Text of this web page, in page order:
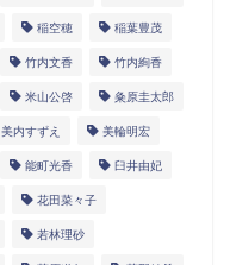
稲空穂 稲葉豊茂
竹内文香 竹内絢香
米山公啓 粂原圭太郎
美内すずえ 美輪明宏
能町光香 臼井由妃
花田菜々子
若林理砂